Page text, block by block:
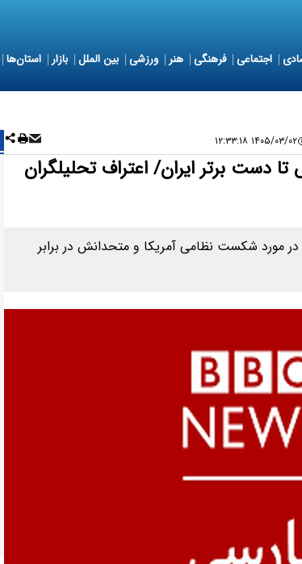
اجتماعی فرهنگی هنر ورزشی بین الملل بازار استان‌ها
۱۴۰۵/۰۳/۰۲ ۱۲:۳۳:۱۸
تا دست برتر ایران/ اعتراف تحلیلگران
مورد شکست نظامی آمریکا و متحدانش در برابر